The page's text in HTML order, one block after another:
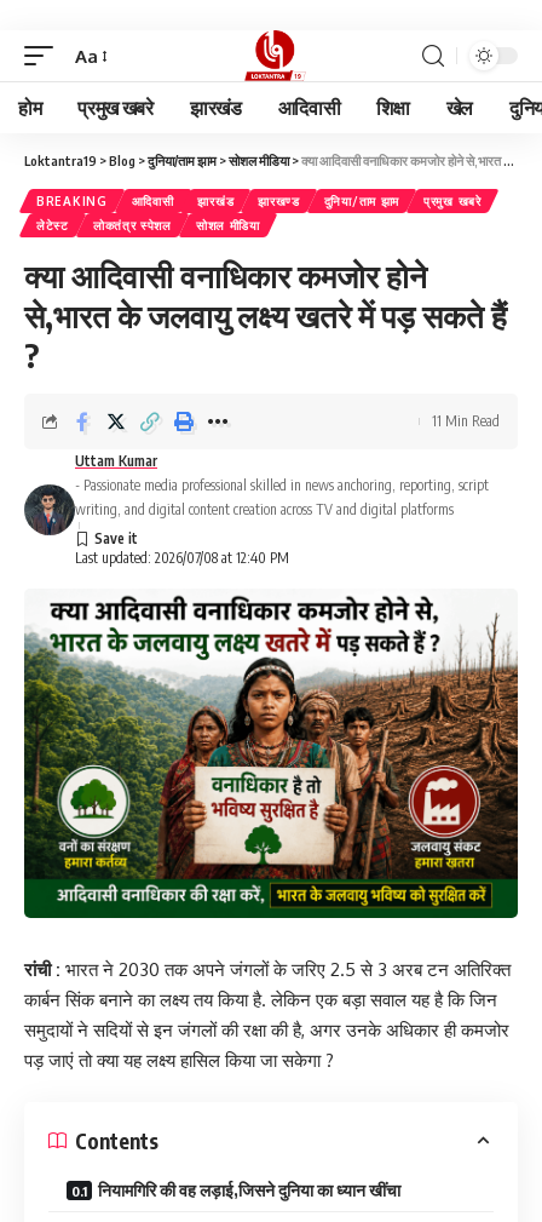
Aa
होम प्रमुख खबरे झारखंड आदिवासी शिक्षा खेल
Loktantra19 >Blog >दुनिया/ताम झाम>सोशल मीडिया>क्या आदिवासी वनाधिकार कमजोर होने से,भारत के जलवायु लक्ष्य खतरे में पड़ सकते हैं ?
BREAKING आदिवासी झारखंड झारखण्ड दुनिया/ताम झाम
प्रमुख खबरे
लेटेस्ट
लोकतंत्र स्पेशल सोशल मीडिया
क्या आदिवासी वनाधिकार कमजोर होने
से,भारत के जलवायु लक्ष्य खतरे में पड़ सकते हैं
?
Last updated: 2026/07/08 at 12:40 PM
Uttam Kumar
- Passionate media professional skilled in news anchoring, reporting, script
writing, and digital content creation across TV and digital platforms
11 Min Read
रांची : भारत ने 2030 तक अपने जंगलों के जरिए 2.5 से 3 अरब टन अतिरिक्त
कार्बन सिंक बनाने का लक्ष्य तय किया है. लेकिन एक बड़ा सवाल यह है कि जिन
समुदायों ने सदियों से इन जंगलों की रक्षा की है, अगर उनके अधिकार ही कमजोर
पड़ जाएं तो क्या यह लक्ष्य हासिल किया जा सकेगा ?
Contents
नियामगिरि की वह लड़ाई,जिसने दुनिया का ध्यान खींचा